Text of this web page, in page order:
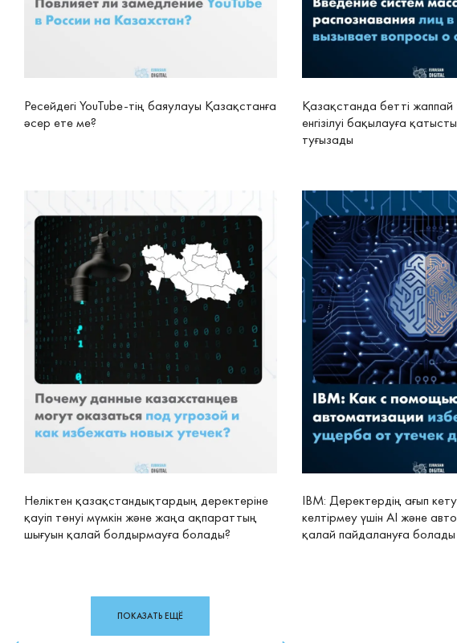
Ресейдегі YouTube-тің баяулауы Қазақстанға
әсер ете ме?
Қазақстанда бетті жаппай
енгізілуі бақылауға
туғызады
Неліктен қазақстандықтардың деректеріне
қауіп төнуі мүмкін және жаңа ақпараттың
шығуын қалай болдырмауға болады?
IBM: Деректердің ағып
келтірмеу үшін AI және
қалай пайдалануға болады
ПОКАЗАТЬ ЕЩЁ